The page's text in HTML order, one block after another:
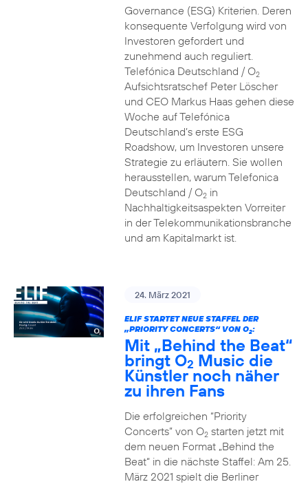
Governance (ESG) Kriterien. Deren
konsequente Verfolgung wird von
Investoren gefordert und
zunehmend auch reguliert.
Telefónica Deutschland / O2
Aufsichtsratschef Peter Löscher
und CEO Markus Haas gehen diese
Woche auf Telefónica
Deutschland’s erste ESG
Roadshow, um Investoren unsere
Strategie zu erläutern. Sie wollen
herausstellen, warum Telefonica
Deutschland / O2in
Nachhaltigkeitsaspekten Vorreiter
in der Telekommunikationsbranche
und am Kapitalmarkt ist.
24. März 2021
ELIF STARTET NEUE STAFFEL DER
„PRIORITY CONCERTS“ VON O2:
Mit „Behind the Beat“
bringt O2 Music die
Künstler noch näher
zu ihren Fans
Die erfolgreichen “Priority
Concerts” von O2starten jetzt mit
dem neuen Format „Behind the
Beat“ in die nächste Staffel: Am 25.
März 2021 spielt die Berliner